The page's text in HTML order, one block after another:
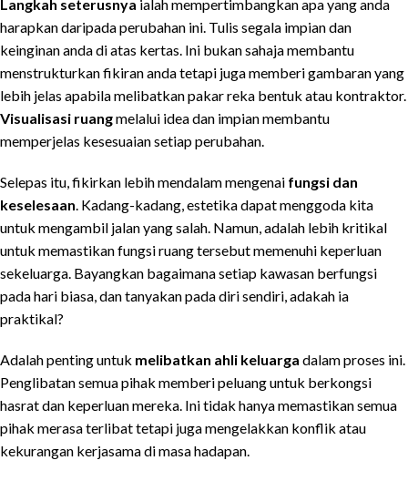
Langkah seterusnya ialah mempertimbangkan apa yang anda
harapkan daripada perubahan ini. Tulis segala impian dan
keinginan anda di atas kertas. Ini bukan sahaja membantu
menstrukturkan fikiran anda tetapi juga memberi gambaran yang
lebih jelas apabila melibatkan pakar reka bentuk atau kontraktor.
Visualisasi ruangmelalui idea dan impian membantu
memperjelas kesesuaian setiap perubahan.
Selepas itu, fikirkan lebih mendalam mengenai fungsi dan
keselesaan . Kadang-kadang, estetika dapat menggoda kita
untuk mengambil jalan yang salah. Namun, adalah lebih kritikal
untuk memastikan fungsi ruang tersebut memenuhi keperluan
sekeluarga. Bayangkan bagaimana setiap kawasan berfungsi
pada hari biasa, dan tanyakan pada diri sendiri, adakah ia
praktikal?
Adalah penting untuk melibatkan ahli keluarga dalam proses ini.
Penglibatan semua pihak memberi peluang untuk berkongsi
hasrat dan keperluan mereka. Ini tidak hanya memastikan semua
pihak merasa terlibat tetapi juga mengelakkan konflik atau
kekurangan kerjasama di masa hadapan.